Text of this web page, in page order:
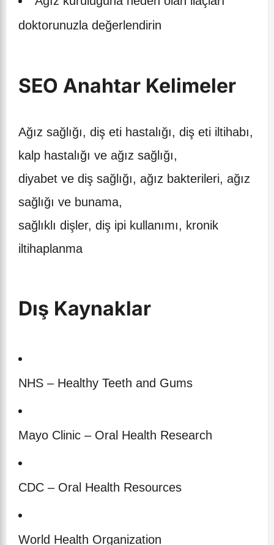
doktorunuzla değerlendirin
SEO Anahtar Kelimeler
Ağız sağlığı, diş eti hastalığı, diş eti iltihabı,
kalp hastalığı ve ağız sağlığı,
diyabet ve diş sağlığı, ağız bakterileri, ağız
sağlığı ve bunama,
sağlıklı dişler, diş ipi kullanımı, kronik
iltihaplanma
Dış Kaynaklar
NHS – Healthy Teeth and Gums
Mayo Clinic – Oral Health Research
CDC – Oral Health Resources
World Health Organization